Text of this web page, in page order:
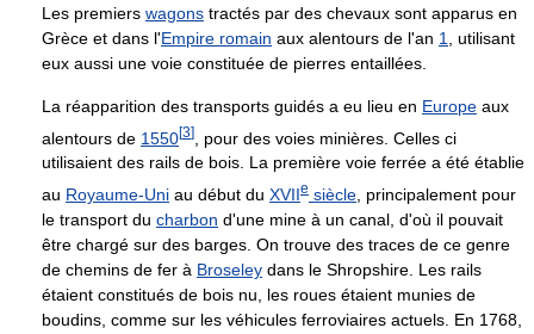
Les premiers wagons tractés par des chevaux sont apparus en
Grèce et dans l'Empire romain aux alentours de l'an 1
, utilisant
eux aussi une voie constituée de pierres entaillées.
La réapparition des transports guidés a eu lieu en Europe aux
alentours de 1550[3]
, pour des voies minières. Celles ci
utilisaient des rails de bois. La première voie ferrée a été établie
au Royaume-Uni au début du XVIIe siècle , principalement pour
le transport du charbon d'une mine à un canal, d'où il pouvait
être chargé sur des barges. On trouve des traces de ce genre
de chemins de fer à Broseley dans le Shropshire. Les rails
étaient constitués de bois nu, les roues étaient munies de
boudins, comme sur les véhicules ferroviaires actuels. En 1768,